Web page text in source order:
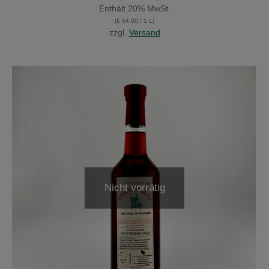
Preis
war:
€ 18,50
Preis
Enthält 20% MwSt.
(€ 64,00 / 1 L)
zzgl. Versand
Nicht vorrätig